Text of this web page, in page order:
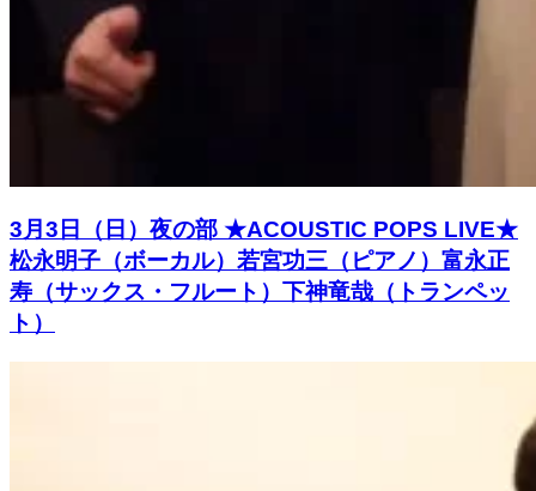
3月3日（日）夜の部 ★ACOUSTIC POPS LIVE★
松永明子（ボーカル）若宮功三（ピアノ）富永正
寿（サックス・フルート）下神竜哉（トランペッ
ト）